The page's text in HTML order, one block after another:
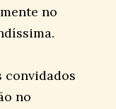
no
convidados
no